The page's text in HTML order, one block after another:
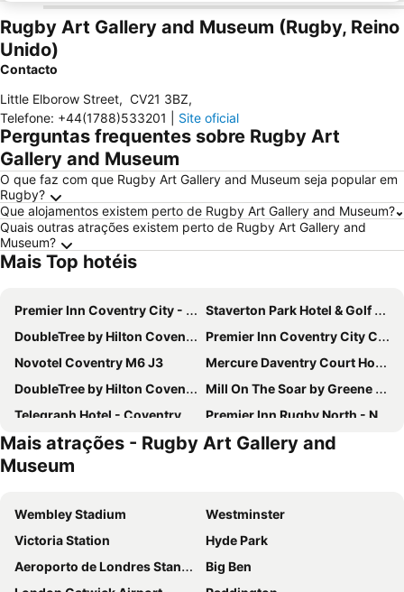
Rugby Art Gallery and Museum (Rugby, Reino
Unido)
Contacto
Little Elborow Street, CV21 3BZ,
Telefone: +44(1788)533201 Site oficial
Perguntas frequentes sobre Rugby Art
Gallery and Museum
O que faz com que Rugby Art Gallery and Museum seja popular em
Rugby?
Que alojamentos existem perto de Rugby Art Gallery and Museum?
Quais outras atrações existem perto de Rugby Art Gallery and
Museum?
Mais Top hotéis
Premier Inn Coventry City - Earlsdon Park
Staverton Park Hotel & Golf Club
DoubleTree by Hilton Coventry Building Society Arena
Premier Inn Coventry City Centre - Belgrade Plaza
Novotel Coventry M6 J3
Mercure Daventry Court Hotel
DoubleTree by Hilton Coventry
Mill On The Soar by Greene King Inns
Telegraph Hotel - Coventry
Premier Inn Rugby North - Newbold
ibis Coventry South
Coombe Abbey Hotel
Sketchley Grange Hotel & Spa
Village Hotel Coventry
Days Inn by Wyndham Watford Gap
Ramada Hotel & Suites by Wyndham Coventry
Holiday Inn Coventry M6, Jct.2 By Ihg
ibis Coventry Centre
Weston Hall Hotel, Sure Hotel Collection by Best Western
Mais atrações - Rugby Art Gallery and
Museum
Wembley Stadium
Westminster
Victoria Station
Hyde Park
Aeroporto de Londres Stansted
Big Ben